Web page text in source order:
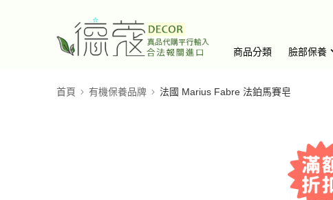
商品分類 臉部保養
首頁 有機保養品牌 法國 Marius Fabre 法鉑馬賽皂